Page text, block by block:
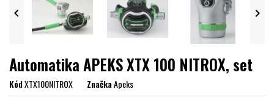
 
Automatika APEKS XTX 100 NITROX, set
KódXTX100NITROX ZnačkaApeks